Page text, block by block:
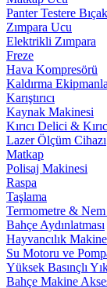
Panter Testere
Zımpara Ucu
Elektrikli Zımpara
Freze
Hava Kompresörü
Kaldırma
Karıştırıcı
Kaynak Makinesi
Kırıcı Delici &
Lazer Ölçüm Cihazı
Matkap
Polisaj Makinesi
Raspa
Taşlama
Termometre &
Bahçe Aydınlatması
Hayvancılık
Su Motoru ve
Yüksek Basınçlı
Bahçe Makine